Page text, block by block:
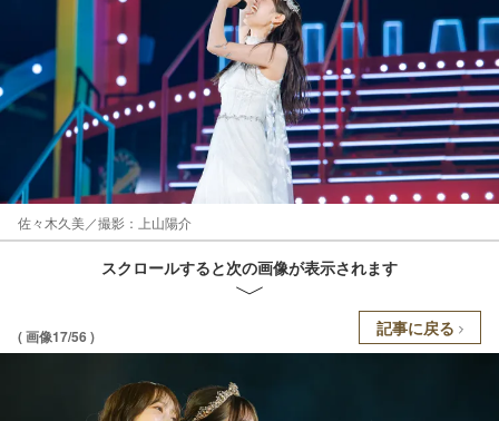
佐々木久美／撮影：上山陽介
スクロールすると次の画像が表示されます
( 画像17/56 ) 記事に戻る